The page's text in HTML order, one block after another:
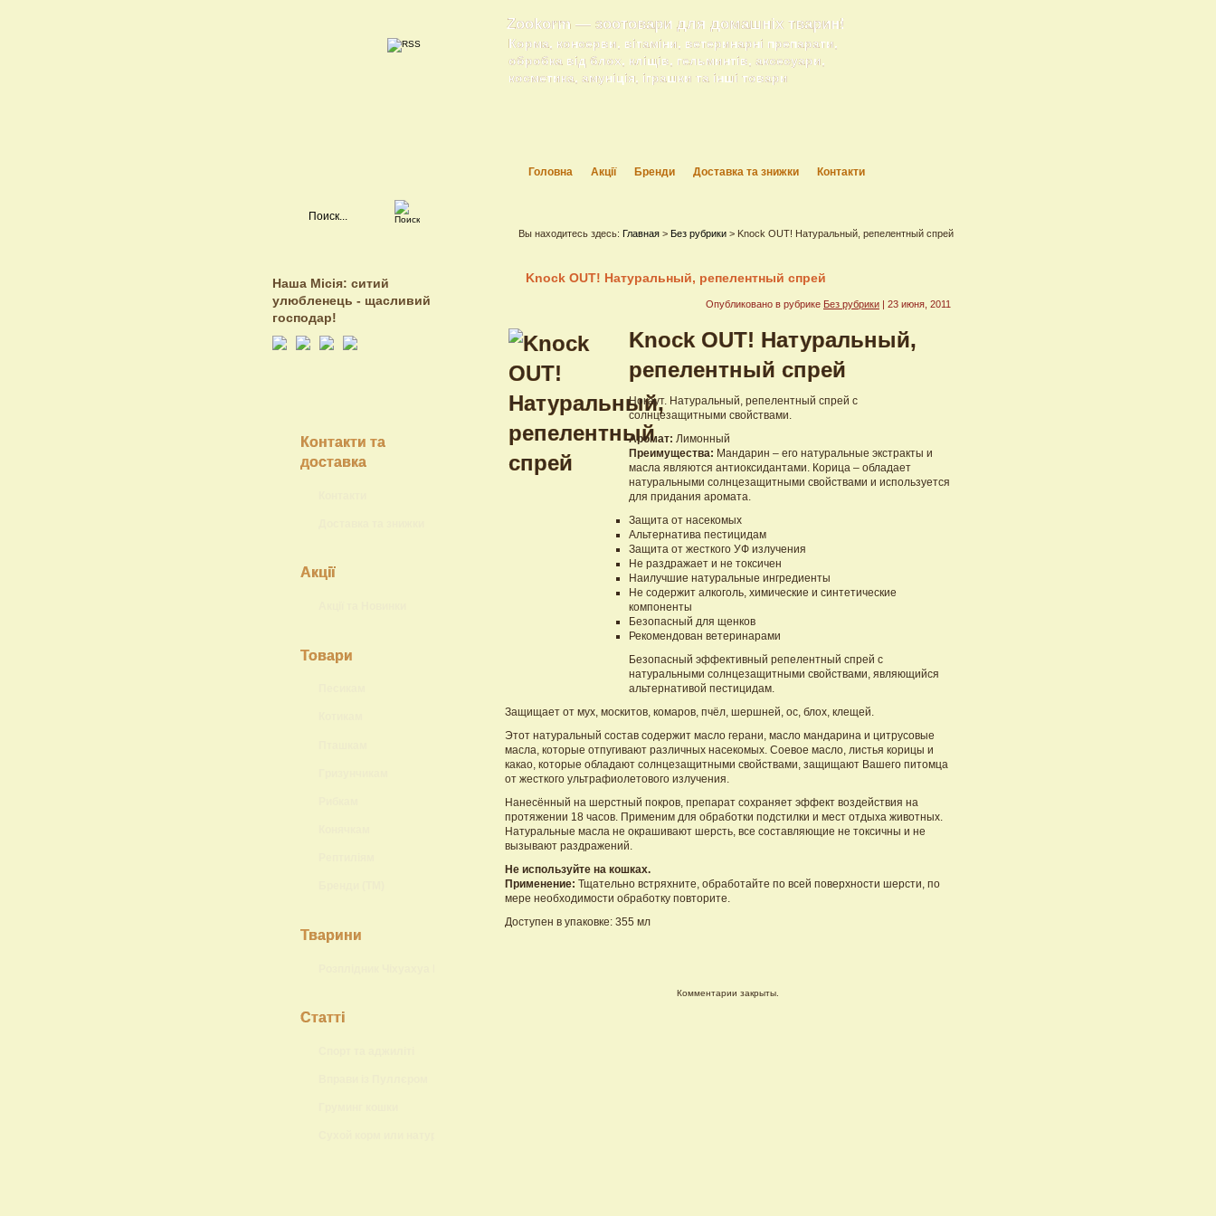
Zookorm — зоотовари для домашніх тварин!
Корма, консерви, вітаміни, ветеринарні препарати,
обробка від блох, кліщів, гельминтів, аксесуари,
косметика, амуніція, іграшки та інші товари
Головна Акції Бренди Доставка та знижки Контакти
Наша Місія: ситий
улюбленець - щасливий
господар!
Контакти та
доставка
Акції
Товари
Тварини
Статті
Вы находитесь здесь: Главная > Без рубрики > Knock OUT! Натуральный, репелентный спрей
Knock OUT! Натуральный, репелентный спрей
Опубликовано в рубрике Без рубрики | 23 июня, 2011
Knock OUT! Натуральный,
репелентный спрей
Нокаут. Натуральный, репелентный спрей с
солнцезащитными свойствами.
Аромат: Лимонный
Преимущества: Мандарин – его натуральные экстракты и
масла являются антиоксидантами. Корица – обладает
натуральными солнцезащитными свойствами и используется
для придания аромата.
Защита от насекомых
Альтернатива пестицидам
Защита от жесткого УФ излучения
Не раздражает и не токсичен
Наилучшие натуральные ингредиенты
Не содержит алкоголь, химические и синтетические
компоненты
Безопасный для щенков
Рекомендован ветеринарами
Безопасный эффективный репелентный спрей с
натуральными солнцезащитными свойствами, являющийся
альтернативой пестицидам.
Защищает от мух, москитов, комаров, пчёл, шершней, ос, блох, клещей.
Этот натуральный состав содержит масло герани, масло мандарина и цитрусовые
масла, которые отпугивают различных насекомых. Соевое масло, листья корицы и
какао, которые обладают солнцезащитными свойствами, защищают Вашего питомца
от жесткого ультрафиолетового излучения.
Нанесённый на шерстный покров, препарат сохраняет эффект воздействия на
протяжении 18 часов. Применим для обработки подстилки и мест отдыха животных.
Натуральные масла не окрашивают шерсть, все составляющие не токсичны и не
вызывают раздражений.
Не используйте на кошках.
Применение: Тщательно встряхните, обработайте по всей поверхности шерсти, по
мере необходимости обработку повторите.
Доступен в упаковке: 355 мл
Комментарии закрыты.